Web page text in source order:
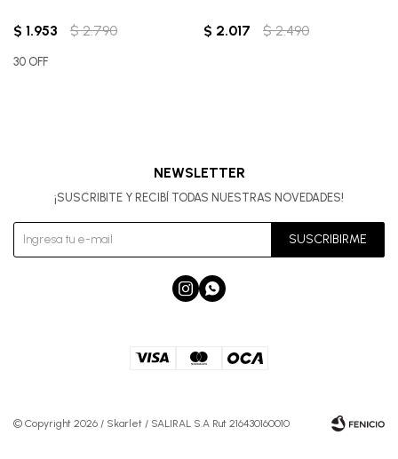
$ 1.953 $ 2.790
30 OFF
$ 2.017 $ 2.490
NEWSLETTER
¡SUSCRIBITE Y RECIBÍ TODAS NUESTRAS NOVEDADES!
SUSCRIBIRME
 
© Copyright 2026 / Skarlet / SALIRAL S.A Rut 216430160010